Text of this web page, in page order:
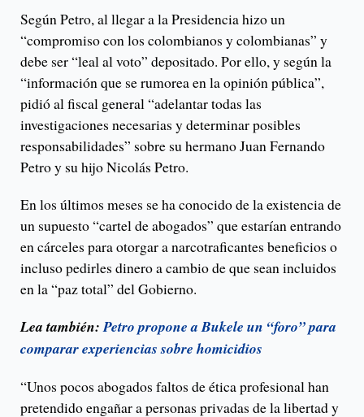
Según Petro, al llegar a la Presidencia hizo un
“compromiso con los colombianos y colombianas” y
debe ser “leal al voto” depositado. Por ello, y según la
“información que se rumorea en la opinión pública”,
pidió al fiscal general “adelantar todas las
investigaciones necesarias y determinar posibles
responsabilidades” sobre su hermano Juan Fernando
Petro y su hijo Nicolás Petro.
En los últimos meses se ha conocido de la existencia de
un supuesto “cartel de abogados” que estarían entrando
en cárceles para otorgar a narcotraficantes beneficios o
incluso pedirles dinero a cambio de que sean incluidos
en la “paz total” del Gobierno.
Lea también:Petro propone a Bukele un “foro” para
comparar experiencias sobre homicidios
“Unos pocos abogados faltos de ética profesional han
pretendido engañar a personas privadas de la libertad y